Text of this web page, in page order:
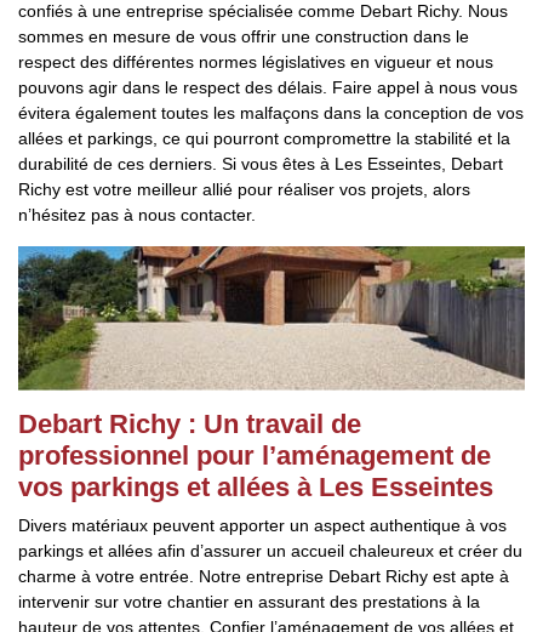
confiés à une entreprise spécialisée comme Debart Richy. Nous
sommes en mesure de vous offrir une construction dans le
respect des différentes normes législatives en vigueur et nous
pouvons agir dans le respect des délais. Faire appel à nous vous
évitera également toutes les malfaçons dans la conception de vos
allées et parkings, ce qui pourront compromettre la stabilité et la
durabilité de ces derniers. Si vous êtes à Les Esseintes, Debart
Richy est votre meilleur allié pour réaliser vos projets, alors
n’hésitez pas à nous contacter.
Debart Richy : Un travail de
professionnel pour l’aménagement de
vos parkings et allées à Les Esseintes
Divers matériaux peuvent apporter un aspect authentique à vos
parkings et allées afin d’assurer un accueil chaleureux et créer du
charme à votre entrée. Notre entreprise Debart Richy est apte à
intervenir sur votre chantier en assurant des prestations à la
hauteur de vos attentes. Confier l’aménagement de vos allées et